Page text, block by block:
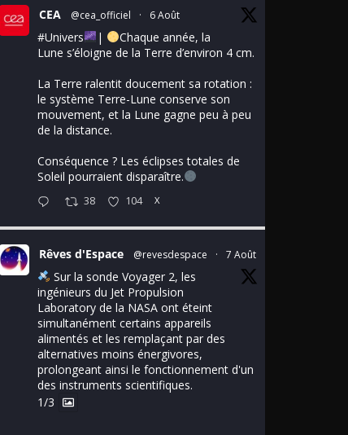
CEA @cea_officiel · 6 Août
#Univers |
Chaque année, la
Lune s’éloigne de la Terre d’environ 4 cm.
La Terre ralentit doucement sa rotation :
le système Terre-Lune conserve son
mouvement, et la Lune gagne peu à peu
de la distance.
Conséquence ? Les éclipses totales de
Soleil pourraient disparaître.
38 104 X
Rêves d'Espace @revesdespace · 7 Août
Sur la sonde Voyager 2, les
ingénieurs du Jet Propulsion
Laboratory de la NASA ont éteint
simultanément certains appareils
alimentés et les remplaçant par des
alternatives moins énergivores,
prolongeant ainsi le fonctionnement d'un
des instruments scientifiques.
1/3